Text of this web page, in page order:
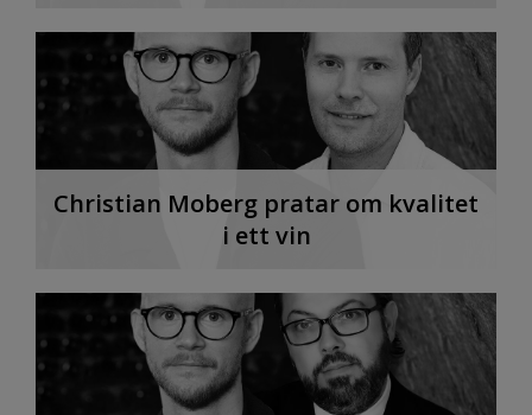
Christian Moberg pratar om kvalitet
i ett vin